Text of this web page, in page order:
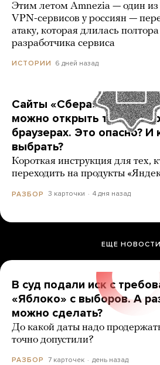
Этим летом Amnezia — один
VPN-сервисов у россиян —
атаку, которая длилась
разработчика сервиса
ИСТОРИИ 6 дней назад
Сайты «Сбера» и других
можно открыть только в
браузерах. Это опасно? И
выбрать?
Короткая инструкция для тех,
переходить на продукты
РАЗБОР 3 карточки 4 дня назад
ЕЩЕ НОВОСТИ
В суд подали иск с
«Яблоко» с выборов. А
можно сделать?
До какой даты надо
точно допустили?
РАЗБОР 7 карточек день назад